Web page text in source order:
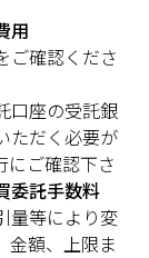
用
ご確認くださ
口座の受託銀
ただく必要が
にご確認下さ
委託手数料
量等により変
金額、上限ま